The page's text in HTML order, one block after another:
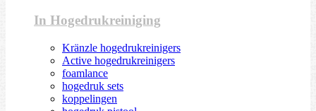
In Hogedrukreiniging
Kränzle hogedrukreinigers
Active hogedrukreinigers
foamlance
hogedruk sets
koppelingen